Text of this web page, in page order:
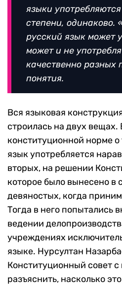
языки
степени, одинаково.
русский язык может
может и не
качественно разных
понятия.
Вся языковая
строилась на двух
конституционной норме о
язык употребляется
вторых, на решении
которое было вынесено в
девяностых, когда
Тогда в него попытались
ведении
учреждениях
языке. Нурсултан
Конституционный совет с
разъяснить, насколько